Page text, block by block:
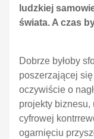
ludzkiej
świata. A czas
Dobrze byłoby
poszerzającej
oczywiście o
projekty
cyfrowej
ogarnięciu